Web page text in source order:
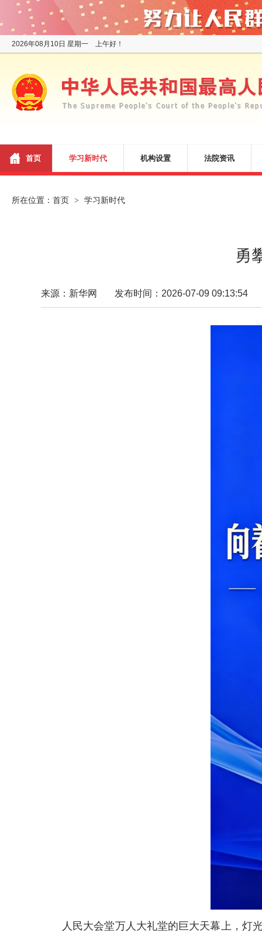
2026年08月10日 星期一 上午好！
首页 学习新时代 机构设置 法院资讯
所在位置： 首页 > 学习新时代
勇
来源：新华网 发布时间：2026-07-09 09:13:54
人民大会堂万人大礼堂的巨大天幕上，灯光